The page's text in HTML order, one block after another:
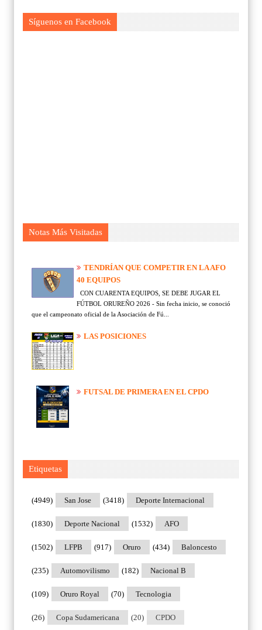
Síguenos en Facebook
Notas Más Visitadas
TENDRÍAN QUE COMPETIR EN LA AFO
40 EQUIPOS
CON CUARENTA EQUIPOS, SE DEBE JUGAR EL
FÚTBOL ORUREÑO 2026 - Sin fecha inicio, se conoció
que el campeonato oficial de la Asociación de Fú...
LAS POSICIONES
FUTSAL DE PRIMERA EN EL CPDO
Etiquetas
San Jose
(4949) Deporte Internacional
(3418)
Deporte Nacional
(1830) AFO
(1532)
LFPB
(1502) Oruro
(917) Baloncesto
(434)
Automovilismo
(235) Nacional B
(182)
Oruro Royal
(109) Tecnologia
(70)
Copa Sudamericana
(26) CPDO
(20)